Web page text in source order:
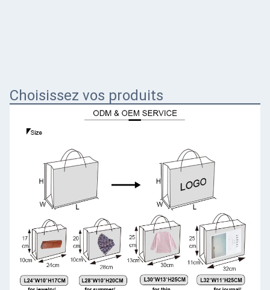
Choisissez vos produits